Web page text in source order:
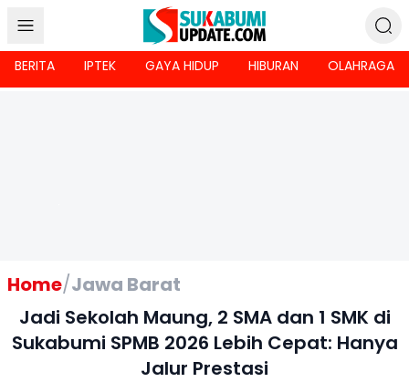
BERITA IPTEK GAYA HIDUP HIBURAN OLAHRAGA
Home/Jawa Barat
Jadi Sekolah Maung, 2 SMA dan 1 SMK di
Sukabumi SPMB 2026 Lebih Cepat: Hanya
Jalur Prestasi